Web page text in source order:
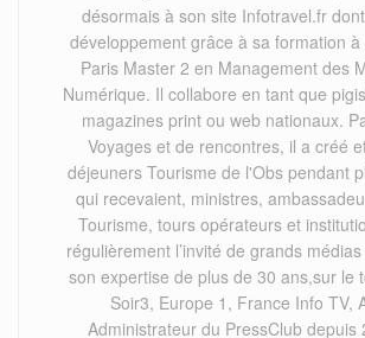
désormais à son site Infotravel.fr
développement grâce à sa formation à
Paris Master 2 en Management des
Numérique. Il collabore en tant que
magazines print ou web nationaux.
Voyages et de rencontres, il a créé
déjeuners Tourisme de l'Obs pendant
qui recevaient, ministres,
Tourisme, tours opérateurs et
régulièrement l’invité de grands
son expertise de plus de 30 ans,sur le
Soir3, Europe 1, France Info TV,
Administrateur du PressClub depuis